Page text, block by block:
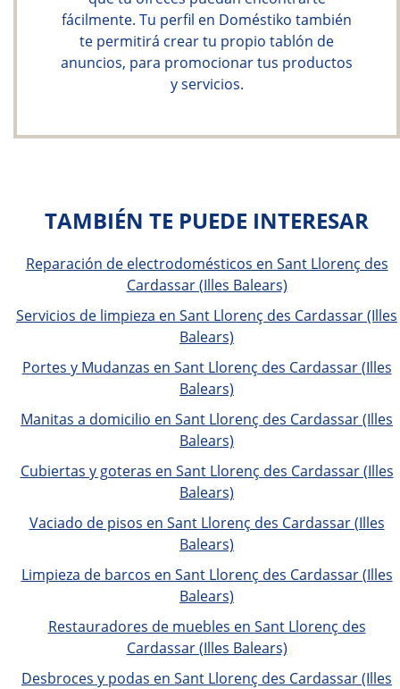
fácilmente. Tu perfil en Doméstiko también
te permitirá crear tu propio tablón de
anuncios, para promocionar tus productos
y servicios.
TAMBIÉN TE PUEDE INTERESAR
Reparación de electrodomésticos en Sant Llorenç des
Cardassar (Illes Balears)
Servicios de limpieza en Sant Llorenç des Cardassar (Illes
Balears)
Portes y Mudanzas en Sant Llorenç des Cardassar (Illes
Balears)
Manitas a domicilio en Sant Llorenç des Cardassar (Illes
Balears)
Cubiertas y goteras en Sant Llorenç des Cardassar (Illes
Balears)
Vaciado de pisos en Sant Llorenç des Cardassar (Illes
Balears)
Limpieza de barcos en Sant Llorenç des Cardassar (Illes
Balears)
Restauradores de muebles en Sant Llorenç des
Cardassar (Illes Balears)
Desbroces y podas en Sant Llorenç des Cardassar (Illes